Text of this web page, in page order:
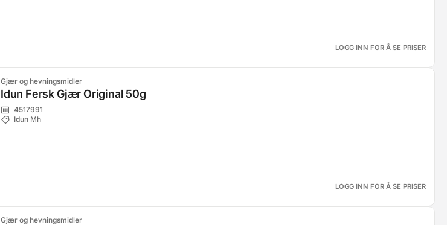
LOGG INN FOR Å SE PRISER
Gjær og hevningsmidler
Idun Fersk Gjær Original 50g
4517991
Idun Mh
LOGG INN FOR Å SE PRISER
Gjær og hevningsmidler